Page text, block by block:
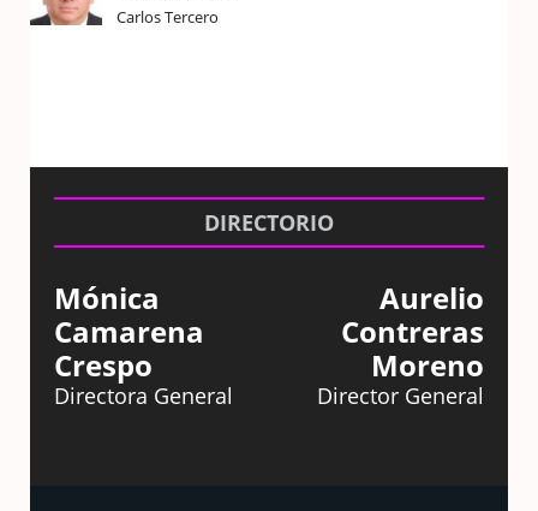
Carlos Tercero
DIRECTORIO
Mónica
Camarena
Crespo
Directora General
Aurelio
Contreras
Moreno
Director General